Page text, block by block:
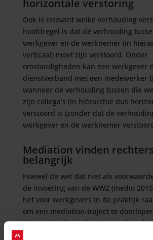
horizontale verstoring
Ook is relevant welke verhouding
hoofdregel is dat de verhouding
werkgever en de werknemer (in
verticaal) moet zijn verstoord. Onder
omstandigheden kan een werkgever
dienstverband met een medewerker
wanneer de verhouding tussen die
zijn collega’s (in hiërarchie dus
verstoord is (zonder dat de
werkgever en de werknemer
Mediation vinden rechters
belangrijk
Hoewel de wet dat niet als
de invoering van de WWZ (medio
het voor werkgevers in de praktijk
om een mediation-traject te
uitspraken die in de daaropvolgende
gewezen, kwam het volgen van een